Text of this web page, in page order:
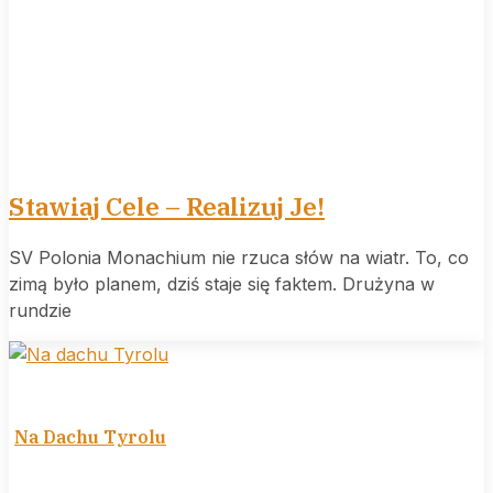
Stawiaj Cele – Realizuj Je!
SV Polonia Monachium nie rzuca słów na wiatr. To, co
zimą było planem, dziś staje się faktem. Drużyna w
rundzie
Na Dachu Tyrolu